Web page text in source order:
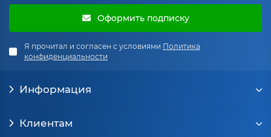
Оформить подписку
Я прочитал и согласен с условиями Политика
конфиденциальности
Информация
Клиентам